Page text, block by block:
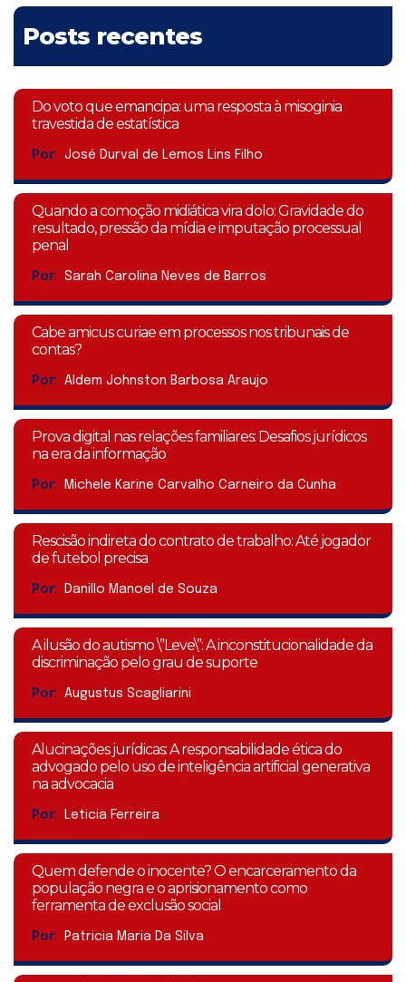
Posts recentes
Do voto que emancipa: uma resposta à misoginia
travestida de estatística
Por: José Durval de Lemos Lins Filho
Quando a comoção midiática vira dolo: Gravidade do
resultado, pressão da mídia e imputação processual
penal
Por: Sarah Carolina Neves de Barros
Cabe amicus curiae em processos nos tribunais de
contas?
Por: Aldem Johnston Barbosa Araujo
Prova digital nas relações familiares: Desafios jurídicos
na era da informação
Por: Michele Karine Carvalho Carneiro da Cunha
Rescisão indireta do contrato de trabalho: Até jogador
de futebol precisa
Por: Danillo Manoel de Souza
A ilusão do autismo \”Leve\”: A inconstitucionalidade da
discriminação pelo grau de suporte
Por: Augustus Scagliarini
Alucinações jurídicas: A responsabilidade ética do
advogado pelo uso de inteligência artificial generativa
na advocacia
Por: Leticia Ferreira
Quem defende o inocente? O encarceramento da
população negra e o aprisionamento como
ferramenta de exclusão social
Por: Patricia Maria Da Silva